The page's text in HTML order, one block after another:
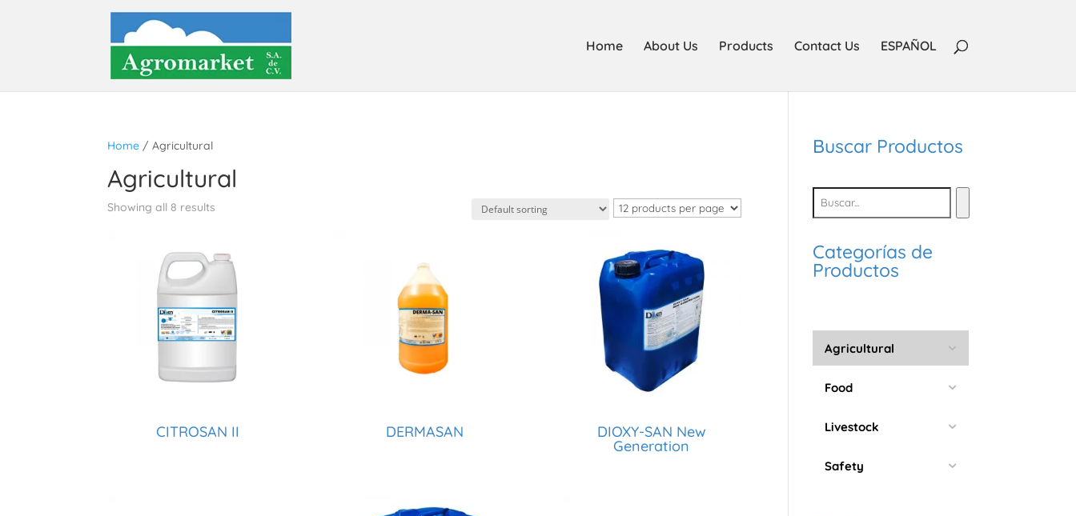
Home About Us Products Contact Us ESPAÑOL
Home / Agricultural
Agricultural
Showing all 8 results
CITROSAN II DERMASAN DIOXY-SAN New
Generation
Buscar Productos
Categorías de
Productos
Agricultural
Food
Livestock
Safety